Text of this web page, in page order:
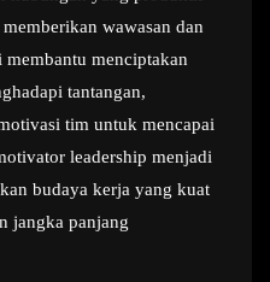
wawasan dan
menciptakan
tantangan,
tim untuk mencapai
leadership menjadi
budaya kerja yang kuat
jangka panjang